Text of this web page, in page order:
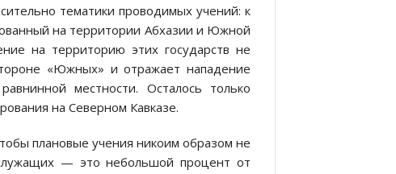
тематики проводимых учений: к
на территории Абхазии и Южной
на территорию этих государств не
«Южных» и отражает нападение
местности. Осталось только
на Северном Кавказе.
плановые учения никоим образом не
— это небольшой процент от